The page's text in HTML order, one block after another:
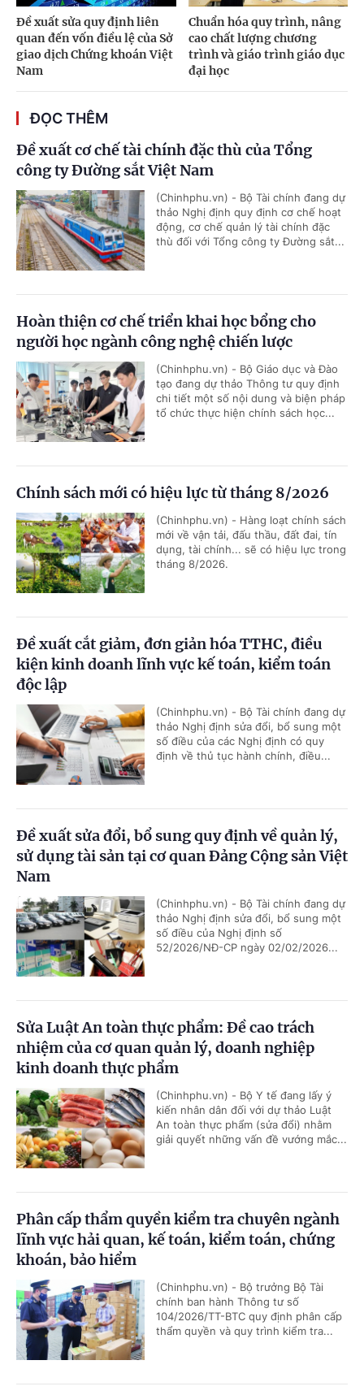
Đề xuất sửa quy định liên
quan đến vốn điều lệ của Sở
giao dịch Chứng khoán Việt
Nam
Chuẩn hóa quy trình, nâng
cao chất lượng chương
trình và giáo trình giáo dục
đại học
ĐỌC THÊM
Đề xuất cơ chế tài chính đặc thù của Tổng
công ty Đường sắt Việt Nam
(Chinhphu.vn) - Bộ Tài chính đang dự
thảo Nghị định quy định cơ chế hoạt
động, cơ chế quản lý tài chính đặc
thù đối với Tổng công ty Đường sắt...
Hoàn thiện cơ chế triển khai học bổng cho
người học ngành công nghệ chiến lược
(Chinhphu.vn) - Bộ Giáo dục và Đào
tạo đang dự thảo Thông tư quy định
chi tiết một số nội dung và biện pháp
tổ chức thực hiện chính sách học...
Chính sách mới có hiệu lực từ tháng 8/2026
(Chinhphu.vn) - Hàng loạt chính sách
mới về vận tải, đấu thầu, đất đai, tín
dụng, tài chính... sẽ có hiệu lực trong
tháng 8/2026.
Đề xuất cắt giảm, đơn giản hóa TTHC, điều
kiện kinh doanh lĩnh vực kế toán, kiểm toán
độc lập
(Chinhphu.vn) - Bộ Tài chính đang dự
thảo Nghị định sửa đổi, bổ sung một
số điều của các Nghị định có quy
định về thủ tục hành chính, điều...
Đề xuất sửa đổi, bổ sung quy định về quản lý,
sử dụng tài sản tại cơ quan Đảng Cộng sản Việt
Nam
(Chinhphu.vn) - Bộ Tài chính đang dự
thảo Nghị định sửa đổi, bổ sung một
số điều của Nghị định số
52/2026/NĐ-CP ngày 02/02/2026...
Sửa Luật An toàn thực phẩm: Đề cao trách
nhiệm của cơ quan quản lý, doanh nghiệp
kinh doanh thực phẩm
(Chinhphu.vn) - Bộ Y tế đang lấy ý
kiến nhân dân đối với dự thảo Luật
An toàn thực phẩm (sửa đổi) nhằm
giải quyết những vấn đề vướng mắc...
Phân cấp thẩm quyền kiểm tra chuyên ngành
lĩnh vực hải quan, kế toán, kiểm toán, chứng
khoán, bảo hiểm
(Chinhphu.vn) - Bộ trưởng Bộ Tài
chính ban hành Thông tư số
104/2026/TT-BTC quy định phân cấp
thẩm quyền và quy trình kiểm tra...